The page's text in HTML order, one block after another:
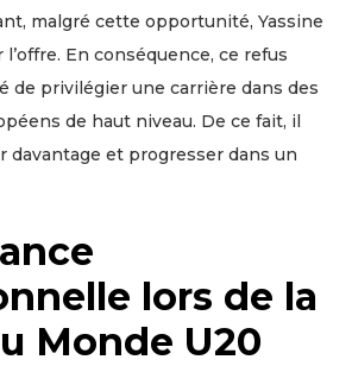
malgré cette opportunité, Yassine
En conséquence, ce refus
de privilégier une carrière dans des
de haut niveau. De ce fait, il
davantage et progresser dans un
lors de la
Monde U20